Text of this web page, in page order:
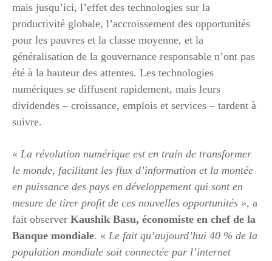
mais jusqu’ici, l’effet des technologies sur la
productivité globale, l’accroissement des opportunités
pour les pauvres et la classe moyenne, et la
généralisation de la gouvernance responsable n’ont pas
été à la hauteur des attentes. Les technologies
numériques se diffusent rapidement, mais leurs
dividendes – croissance, emplois et services – tardent à
suivre.
« La révolution numérique est en train de transformer
le monde, facilitant les flux d’information et la montée
en puissance des pays en développement qui sont en
mesure de tirer profit de ces nouvelles opportunités », a
fait observer Kaushik Basu, économiste en chef de la
Banque mondiale. « Le fait qu’aujourd’hui 40 % de la
population mondiale soit connectée par l’internet